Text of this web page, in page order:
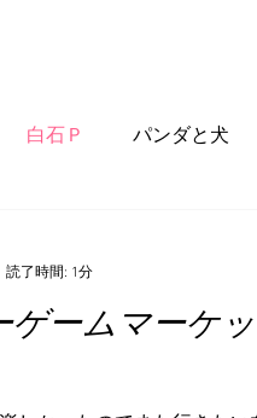
白石Ｐ パンダと犬
ゲームマーケ
読了時間: 1分